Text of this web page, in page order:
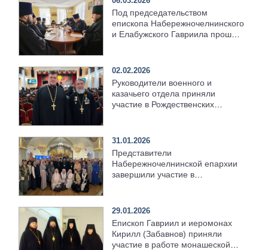
Под председательством
епископа Набережночелнинского
и Елабужского Гавриила прошёл
02.02.2026
Руководители военного и
казачьего отдела приняли
участие в Рождественских
31.01.2026
Представители
Набережночелнинской епархии
завершили участие в
29.01.2026
Епископ Гавриил и иеромонах
Кирилл (Забавнов) приняли
участие в работе монашеской